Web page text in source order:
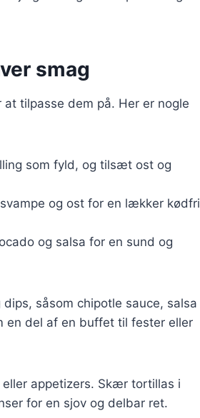
smag
tilpasse dem på. Her er nogle
som fyld, og tilsæt ost og
og ost for en lækker kødfri
og salsa for en sund og
såsom chipotle sauce, salsa
en del af en buffet til fester eller
appetizers. Skær tortillas i
for en sjov og delbar ret.